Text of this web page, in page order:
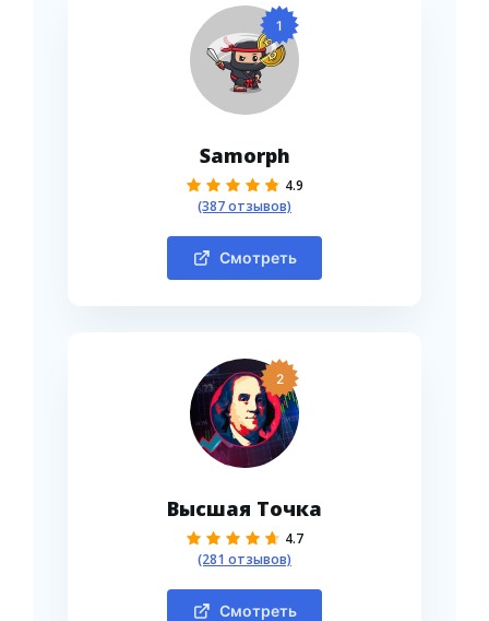
1
Samorph
4.9
(387 отзывов)
Смотреть
2
Высшая Точка
4.7
(281 отзывов)
Смотреть